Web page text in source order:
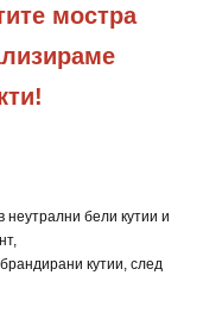
мостра
бели кутии и
кутии, след